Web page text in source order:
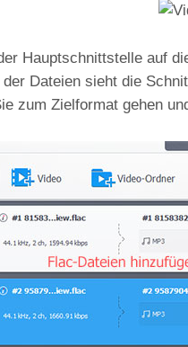
Hauptschnittstelle auf
Dateien sieht die
zum Zielformat gehen